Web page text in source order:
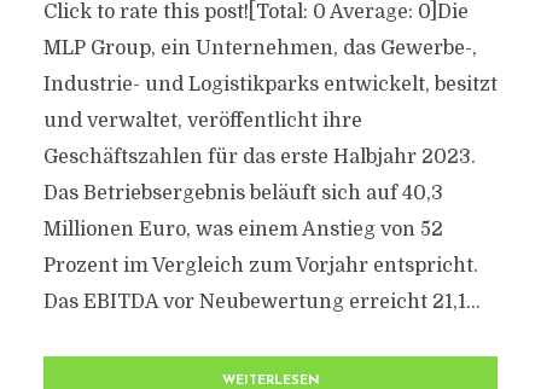
Click to rate this post![Total: 0 Average: 0]Die
MLP Group, ein Unternehmen, das Gewerbe-,
Industrie- und Logistikparks entwickelt, besitzt
und verwaltet, veröffentlicht ihre
Geschäftszahlen für das erste Halbjahr 2023.
Das Betriebsergebnis beläuft sich auf 40,3
Millionen Euro, was einem Anstieg von 52
Prozent im Vergleich zum Vorjahr entspricht.
Das EBITDA vor Neubewertung erreicht 21,1...
WEITERLESEN